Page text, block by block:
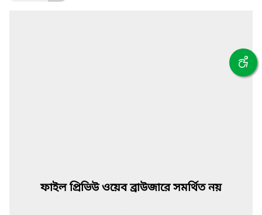
ফাইল প্রিভিউ ওয়েব ব্রাউজারে সমর্থিত নয়